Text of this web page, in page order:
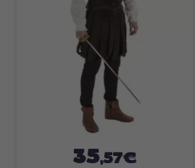
35,57€